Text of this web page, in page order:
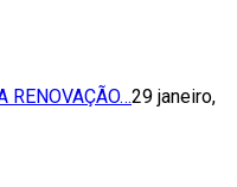
RENOVAÇÃO…29 janeiro,